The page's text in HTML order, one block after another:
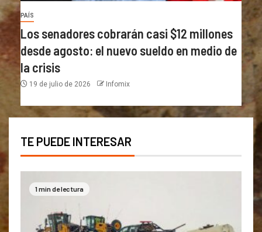
PAÍS
Los senadores cobrarán casi $12 millones
desde agosto: el nuevo sueldo en medio de
la crisis
19 de julio de 2026 Infomix
TE PUEDE INTERESAR
1 min de lectura